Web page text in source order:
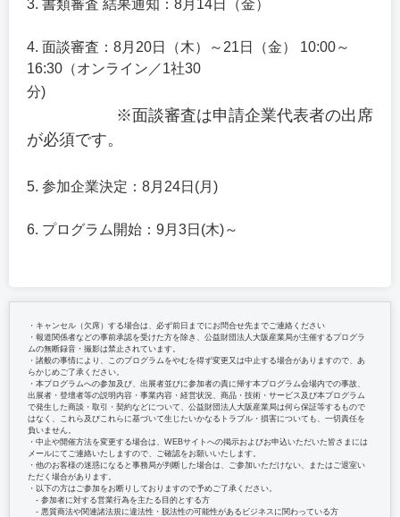
3. 書類審査 結果通知：8月14日（金）
4. 面談審査：8月20日（木）～21日（金） 10:00～
16:30（オンライン／1社30
分)
※面談審査は申請企業代表者の出席
が必須です。
5. 参加企業決定：8月24日(月)
6. プログラム開始：9月3日(木)～
・キャンセル（欠席）する場合は、必ず前日までにお問合せ先までご連絡ください
・報道関係者などの事前承認を受けた方を除き、公益財団法人大阪産業局が主催するプログラ
ムの無断録音・撮影は禁止されています。
・諸般の事情により、このプログラムをやむを得ず変更又は中止する場合がありますので、あ
らかじめご了承ください。
・本プログラムへの参加及び、出展者並びに参加者の責に帰す本プログラム会場内での事故、
出展者・登壇者等の説明内容・事業内容・経営状況、商品・技術・サービス及び本プログラム
で発生した商談・取引・契約などについて、公益財団法人大阪産業局は何ら保証等するもので
はなく、これら及びこれらに基づいて生じたいかなるトラブル・損害についても、一切責任を
負いません。
・中止や開催方法を変更する場合は、WEBサイトへの掲示およびお申込いただいた皆さまには
メールにてご連絡いたしますので、ご確認をお願いいたします。
・他のお客様の迷惑になると事務局が判断した場合は、ご参加いただけない、またはご退室い
ただく場合があります。
・以下の方はご参加をお断りしておりますので予めご了承ください。
‐ 参加者に対する営業行為を主たる目的とする方
‐ 悪質商法や関連諸法規に違法性・脱法性の可能性があるビジネスに関わっている方